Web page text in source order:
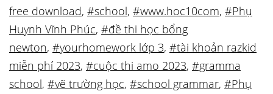
free download, #school, #www.hoc10com, #Phụ
Huynh Vĩnh Phúc, #đề thi học bổng
newton, #yourhomework lớp 3, #tài khoản razkid
miễn phí 2023, #cuộc thi amo 2023, #gramma
school, #vẽ trường học, #school grammar, #Phụ